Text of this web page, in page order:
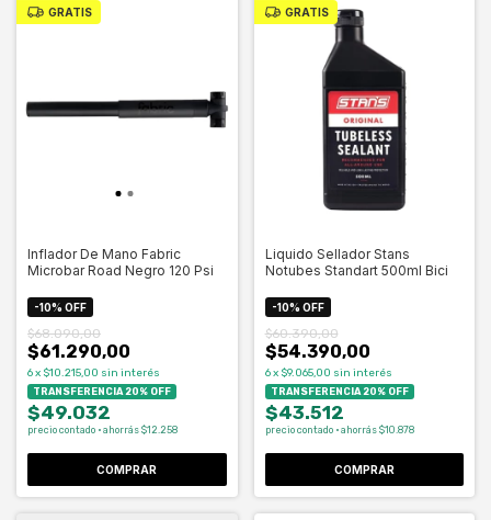
GRATIS
Inflador De Mano Fabric
Microbar Road Negro 120 Psi
-10% OFF
$61.290,00
$68.090,00
6x $10.215,00 sin interés
TRANSFERENCIA 20% OFF
$49.032
precio contado · ahorrás $12.258
COMPRAR
GRATIS
Liquido Sellador Stans
Notubes Standart 500ml Bici
-10% OFF
$54.390,00
$60.390,00
6 x $9.065,00 sin interés
TRANSFERENCIA 20% OFF
$43.512
precio contado · ahorrás $10.878